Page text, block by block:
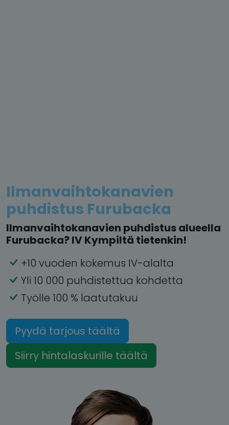
Ilmanvaihtokanavien
puhdistus Furubacka
Ilmanvaihtokanavien puhdistus alueella
Furubacka? IV Kympiltä tietenkin!
+10 vuoden kokemus IV-alalta
Yli 10 000 puhdistettua kohdetta
Työlle 100 % laatutakuu
Pyydä tarjous täältä
Siirry hintalaskurille täältä